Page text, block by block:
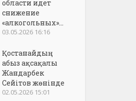
области идет
снижение
«алкогольных»...
03.05.2026 16:16
Қостанайдың
абыз ақсақалы
Жандарбек
Сейітов жөнінде
02.05.2026 15:01